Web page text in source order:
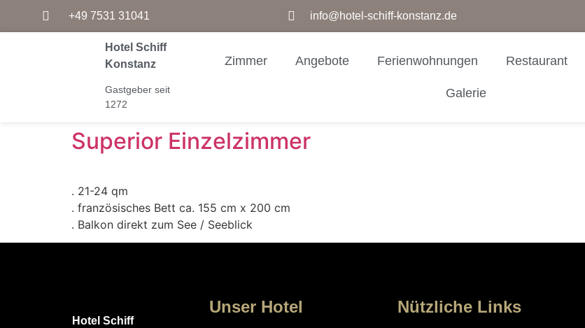
+49 7531 31041 info@hotel-schiff-konstanz.de
Hotel Schiff
Konstanz
Gastgeber seit
1272
Zimmer Angebote Ferienwohnungen Restaurant
Galerie
Superior Einzelzimmer
. 21-24 qm
. französisches Bett ca. 155 cm x 200 cm
. Balkon direkt zum See / Seeblick
Hotel Schiff
Unser Hotel Nützliche Links